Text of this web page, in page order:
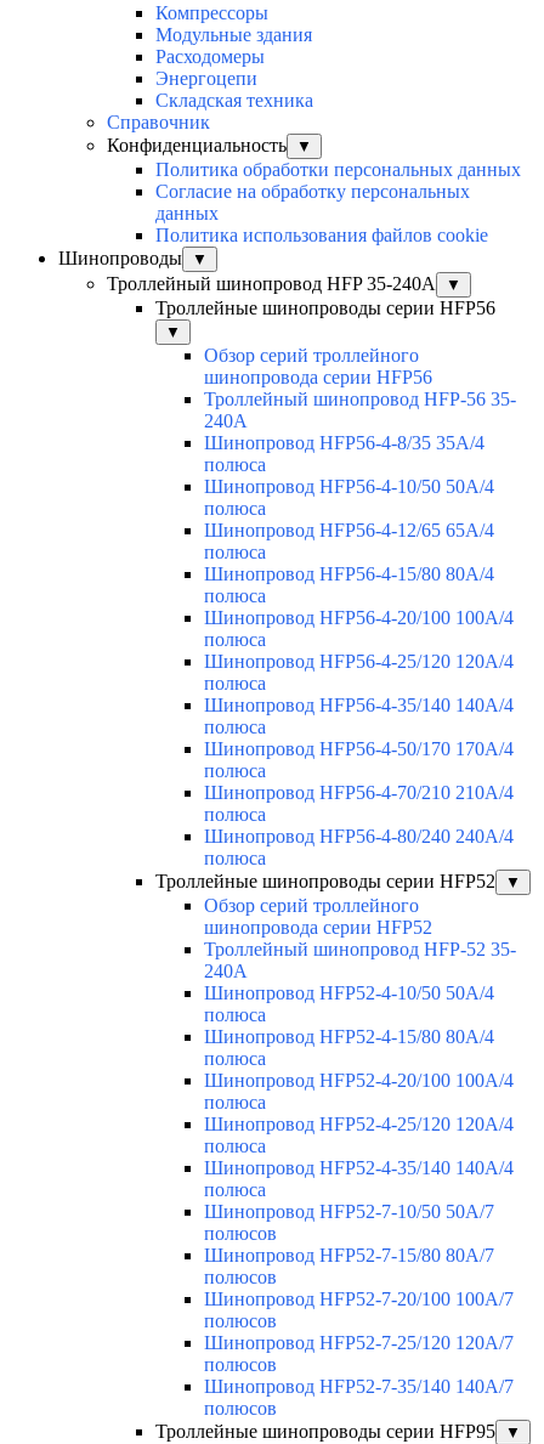
Компрессоры
Модульные здания
Расходомеры
Энергоцепи
Складская техника
Справочник
Конфиденциальность
▼
Политика обработки персональных данных
Согласие на обработку персональных
данных
Политика использования файлов cookie
Шинопроводы
▼
Троллейный шинопровод HFP 35-240А ▼
Троллейные шинопроводы серии HFP56
▼
Обзор серий троллейного
шинопровода серии HFP56
Троллейный шинопровод HFP-56 35-
240А
Шинопровод HFP56-4-8/35 35А/4
полюса
Шинопровод HFP56-4-10/50 50А/4
полюса
Шинопровод HFP56-4-12/65 65А/4
полюса
Шинопровод HFP56-4-15/80 80А/4
полюса
Шинопровод HFP56-4-20/100 100А/4
полюса
Шинопровод HFP56-4-25/120 120А/4
полюса
Шинопровод HFP56-4-35/140 140А/4
полюса
Шинопровод HFP56-4-50/170 170А/4
полюса
Шинопровод HFP56-4-70/210 210А/4
полюса
Шинопровод HFP56-4-80/240 240А/4
полюса
Троллейные шинопроводы серии HFP52
▼
Обзор серий троллейного
шинопровода серии HFP52
Троллейный шинопровод HFP-52 35-
240А
Шинопровод HFP52-4-10/50 50A/4
полюса
Шинопровод HFP52-4-15/80 80A/4
полюса
Шинопровод HFP52-4-20/100 100А/4
полюса
Шинопровод HFP52-4-25/120 120А/4
полюса
Шинопровод HFP52-4-35/140 140А/4
полюса
Шинопровод HFP52-7-10/50 50А/7
полюсов
Шинопровод HFP52-7-15/80 80А/7
полюсов
Шинопровод HFP52-7-20/100 100А/7
полюсов
Шинопровод HFP52-7-25/120 120А/7
полюсов
Шинопровод HFP52-7-35/140 140А/7
полюсов
Троллейные шинопроводы серии HFP95
▼